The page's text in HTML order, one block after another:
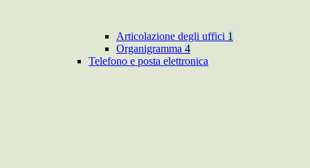
Articolazione degli uffici 1
Organigramma 4
Telefono e posta elettronica